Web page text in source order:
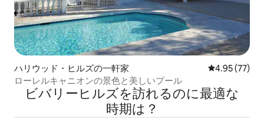
ハリウッド・ヒルズの一軒家 レビュー77
4.95 (77)
ローレルキャニオンの景色と美しいプール
ビバリーヒルズを訪⁠れ⁠るの⁠に最⁠適⁠な
時⁠期⁠は⁠？